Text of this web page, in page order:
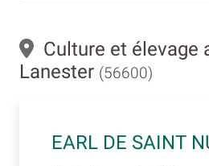
Culture et élevage
Lanester (56600)
EARL DE SAINT